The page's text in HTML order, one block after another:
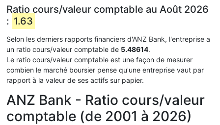
Ratio cours/valeur comptable au Août 2026
: 1.63
Selon les derniers rapports financiers d'ANZ Bank, l'entreprise a
un ratio cours/valeur comptable de 5.48614.
Le ratio cours/valeur comptable est une façon de mesurer
combien le marché boursier pense qu'une entreprise vaut par
rapport à la valeur de ses actifs sur papier.
ANZ Bank - Ratio cours/valeur
comptable (de 2001 à 2026)